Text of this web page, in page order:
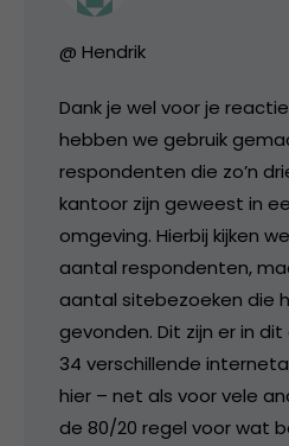
@ Hendrik
Dank je wel voor je
hebben we gebruik
respondenten die zo’n
kantoor zijn geweest in
omgeving. Hierbij kijken
aantal respondenten,
aantal sitebezoeken die
gevonden. Dit zijn er in
34 verschillende
hier – net als voor vele
de 80/20 regel voor wat